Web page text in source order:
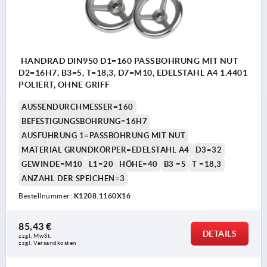
HANDRAD DIN950 D1=160 PASSBOHRUNG MIT NUT
D2=16H7, B3=5, T=18,3, D7=M10, EDELSTAHL A4 1.4401
POLIERT, OHNE GRIFF
AUSSENDURCHMESSER=160
BEFESTIGUNGSBOHRUNG=16H7
AUSFÜHRUNG 1=PASSBOHRUNG MIT NUT
MATERIAL GRUNDKÖRPER=EDELSTAHL A4
D3=32
GEWINDE=M10
L1=20 HÖHE=40 B3 =5
T =18,3
ANZAHL DER SPEICHEN=3
Bestellnummer: K1208.1160X16
85,43 €
zzgl. MwSt.
zzgl. Versandkosten
DETAILS